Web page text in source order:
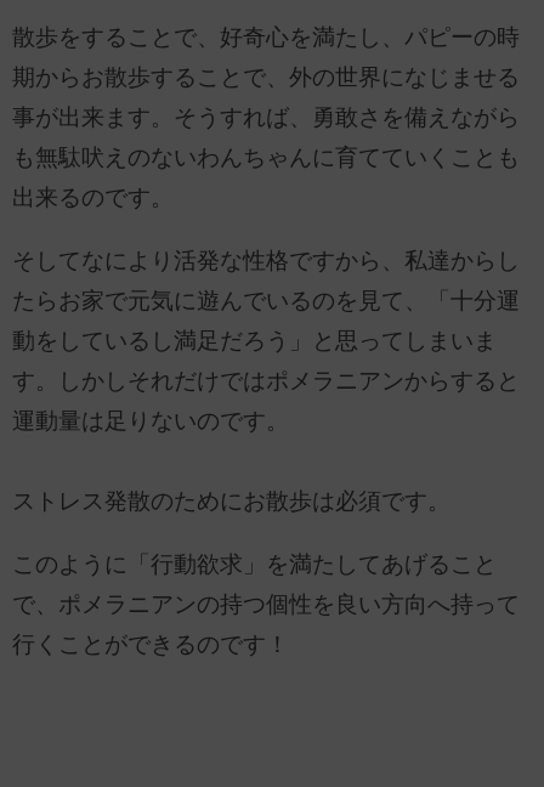
散歩をすることで、好奇心を満たし、パピーの時
期からお散歩することで、外の世界になじませる
事が出来ます。そうすれば、勇敢さを備えながら
も無駄吠えのないわんちゃんに育てていくことも
出来るのです。
そしてなにより活発な性格ですから、私達からし
たらお家で元気に遊んでいるのを見て、「十分運
動をしているし満足だろう」と思ってしまいま
す。しかしそれだけではポメラニアンからすると
運動量は足りないのです。
ストレス発散のためにお散歩は必須です。
このように「行動欲求」を満たしてあげること
で、ポメラニアンの持つ個性を良い方向へ持って
行くことができるのです！